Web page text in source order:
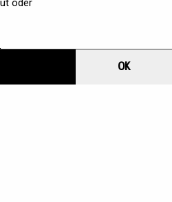
OK
oder
Nun